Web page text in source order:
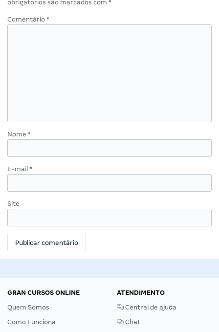
obrigatórios são marcados com *
Comentário *
Nome *
E-mail *
Site
GRAN CURSOS ONLINE
Quem Somos
Como Funciona
ATENDIMENTO
Central de ajuda
Chat